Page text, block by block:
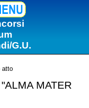
G.U.
atto
MATER